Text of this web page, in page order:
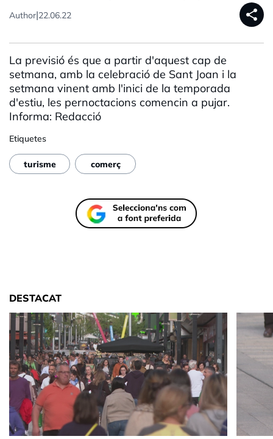
Author|22.06.22 share
La previsió és que a partir d'aquest cap de
setmana, amb la celebració de Sant Joan i la
setmana vinent amb l'inici de la temporada
d'estiu, les pernoctacions comencin a pujar.
Informa: Redacció
Etiquetes
turisme comerç
DESTACAT